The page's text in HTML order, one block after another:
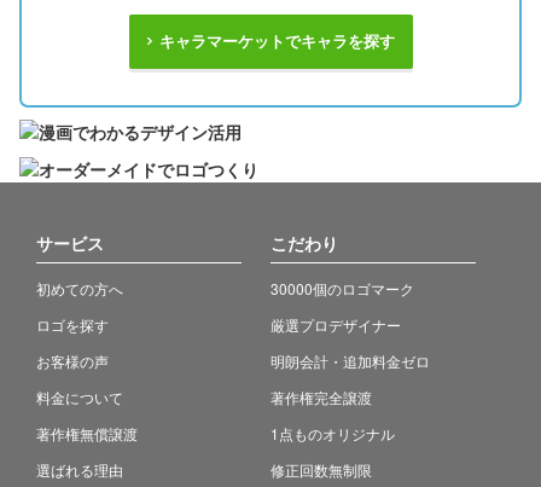
キャラマーケットでキャラを探す
サービス
初めての方へ
ロゴを探す
お客様の声
料金について
著作権無償譲渡
選ばれる理由
こだわり
30000個のロゴマーク
厳選プロデザイナー
明朗会計・追加料金ゼロ
著作権完全譲渡
1点ものオリジナル
修正回数無制限